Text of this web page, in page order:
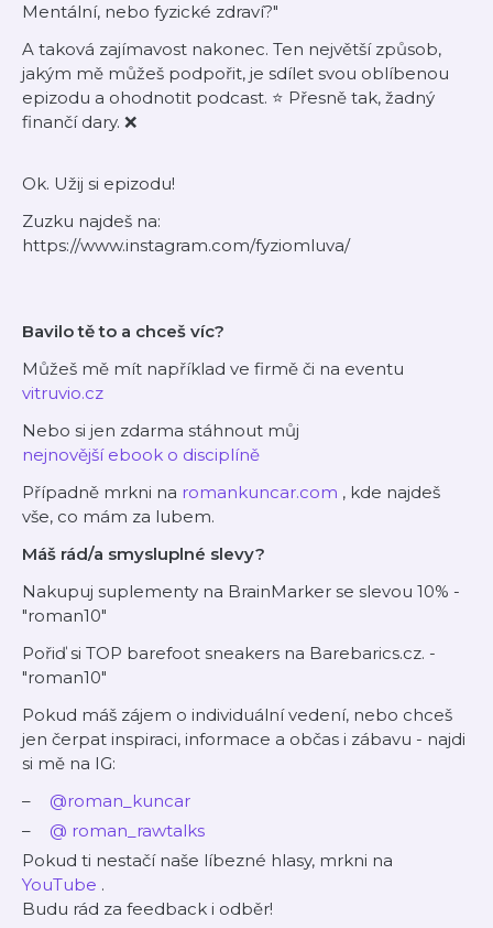
Mentální, nebo fyzické zdraví?"
A taková zajímavost nakonec. Ten největší způsob,
jakým mě můžeš podpořit, je sdílet svou oblíbenou
epizodu a ohodnotit podcast. ⭐ Přesně tak, žadný
finančí dary. ❌
Ok. Užij si epizodu!
Zuzku najdeš na:
https://www.instagram.com/fyziomluva/
Bavilo tě to a chceš víc?
Můžeš mě mít například ve firmě či na eventu
vitruvio.cz
Nebo si jen zdarma stáhnout můj
nejnovější ebook o disciplíně
Případně mrkni na romankuncar.com , kde najdeš
vše, co mám za lubem.
Máš rád/a smysluplné slevy?
Nakupuj suplementy na BrainMarker se slevou 10% -
"roman10"
Pořiď si TOP barefoot sneakers na Barebarics.cz. -
"roman10"
Pokud máš zájem o individuální vedení, nebo chceš
jen čerpat inspiraci, informace a občas i zábavu - najdi
si mě na IG:
@roman_kuncar
@ roman_rawtalks
Pokud ti nestačí naše líbezné hlasy, mrkni na
YouTube .
Budu rád za feedback i odběr!